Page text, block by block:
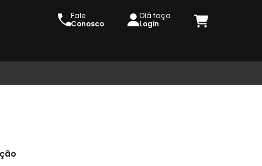
Fale
Conosco
Olá faça
Login